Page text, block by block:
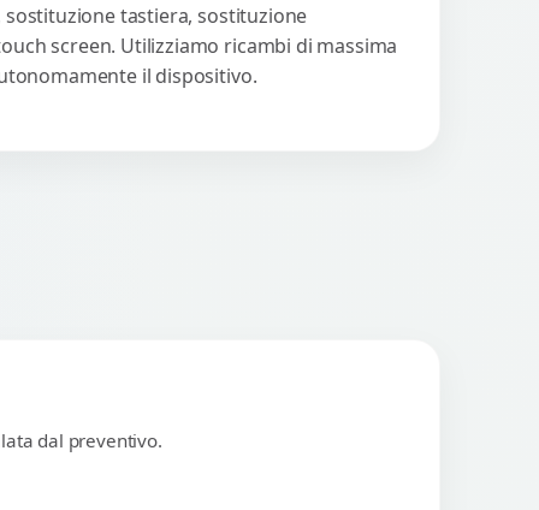
tastiera, sostituzione
screen. Utilizziamo ricambi di massima
il dispositivo.
dal preventivo.